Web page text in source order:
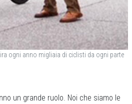
ogni anno migliaia di ciclisti da ogni parte
un grande ruolo. Noi che siamo le